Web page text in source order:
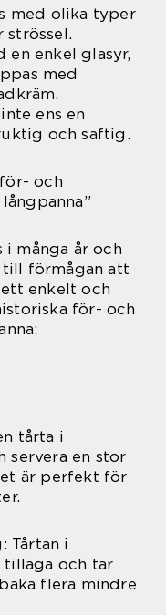
med olika typer
strössel.
en enkel glasyr,
med
ens en
och saftig.
och
i många år och
till förmågan att
enkelt och
för- och
tårta i
servera en stor
är perfekt för
Tårtan i
tillaga och tar
flera mindre